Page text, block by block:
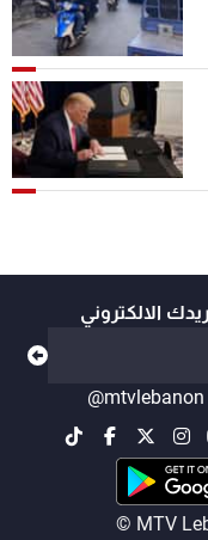
الالكتروني
@mtvlebanon
© MTV